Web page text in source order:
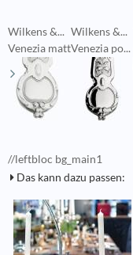
Wilkens &...
Venezia matt
Wilkens &...
Venezia po...
//leftbloc bg_main1
Das kann dazu passen: